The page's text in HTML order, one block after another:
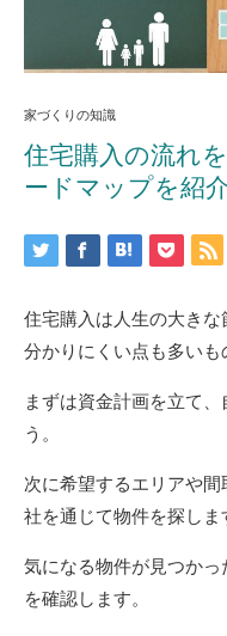
家づくりの知識
住宅購入の流れ
ードマップを紹
住宅購入は人生の大き
分かりにくい点も多いも
まずは資金計画を立て
う。
次に希望するエリアや
社を通じて物件を探しま
気になる物件が見つか
を確認します。